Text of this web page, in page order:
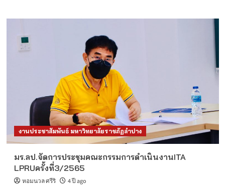
งานประชาสัมพันธ์ มหาวิทยาลัยราชภัฏลำปาง
มร.ลป.จัดการประชุมคณะกรรมการดำเนินงานITA
LPRUครั้งที่3/2565
หอมนวล ศรีริ 4 ปี ago